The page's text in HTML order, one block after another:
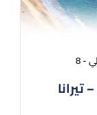
8 ايام 7 ليالي – تيرانا